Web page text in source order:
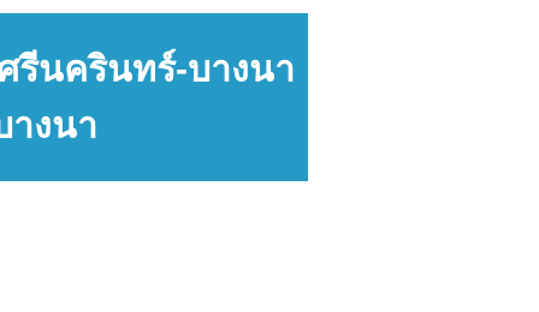
รีนครินทร์-บางนา
างนา